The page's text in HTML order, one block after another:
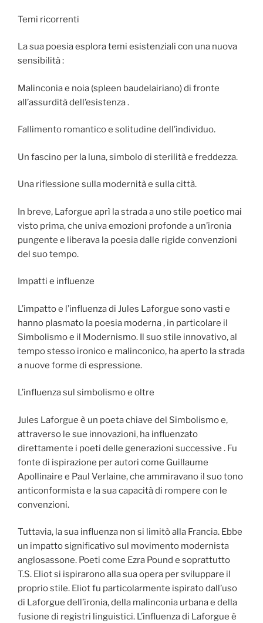
Temi ricorrenti
La sua poesia esplora temi esistenziali con una nuova
sensibilità :
Malinconia e noia (spleen baudelairiano) di fronte
all’assurdità dell’esistenza .
Fallimento romantico e solitudine dell’individuo.
Un fascino per la luna, simbolo di sterilità e freddezza.
Una riflessione sulla modernità e sulla città.
In breve, Laforgue aprì la strada a uno stile poetico mai
visto prima, che univa emozioni profonde a un’ironia
pungente e liberava la poesia dalle rigide convenzioni
del suo tempo.
Impatti e influenze
L’impatto e l’influenza di Jules Laforgue sono vasti e
hanno plasmato la poesia moderna , in particolare il
Simbolismo e il Modernismo. Il suo stile innovativo, al
tempo stesso ironico e malinconico, ha aperto la strada
a nuove forme di espressione.
L’influenza sul simbolismo e oltre
Jules Laforgue è un poeta chiave del Simbolismo e,
attraverso le sue innovazioni, ha influenzato
direttamente i poeti delle generazioni successive . Fu
fonte di ispirazione per autori come Guillaume
Apollinaire e Paul Verlaine, che ammiravano il suo tono
anticonformista e la sua capacità di rompere con le
convenzioni.
Tuttavia, la sua influenza non si limitò alla Francia. Ebbe
un impatto significativo sul movimento modernista
anglosassone. Poeti come Ezra Pound e soprattutto
T.S. Eliot si ispirarono alla sua opera per sviluppare il
proprio stile. Eliot fu particolarmente ispirato dall’uso
di Laforgue dell’ironia, della malinconia urbana e della
fusione di registri linguistici. L’influenza di Laforgue è